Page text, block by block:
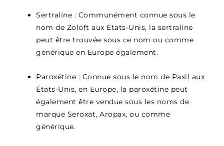
Sertraline : Communément connue sous le
nom de Zoloft aux États-Unis, la sertraline
peut être trouvée sous ce nom ou comme
générique en Europe également.
Paroxétine : Connue sous le nom de Paxil aux
États-Unis, en Europe, la paroxétine peut
également être vendue sous les noms de
marque Seroxat, Aropax, ou comme
générique.